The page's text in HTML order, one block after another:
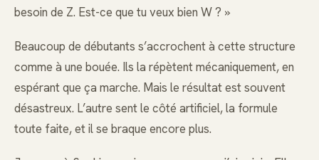
besoin de Z. Est-ce que tu veux bien W ? »
Beaucoup de débutants s’accrochent à cette structure
comme à une bouée. Ils la répètent mécaniquement, en
espérant que ça marche. Mais le résultat est souvent
désastreux. L’autre sent le côté artificiel, la formule
toute faite, et il se braque encore plus.